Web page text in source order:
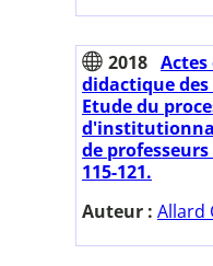
2018
didactique
Etude du
de
115-121.
Auteur : Allard